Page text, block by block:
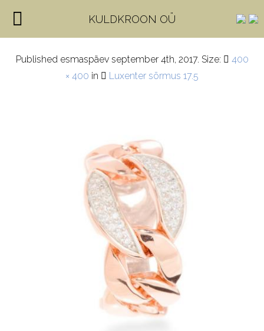
articles4254-1-1-1
Published esmaspäev september 4th, 2017. Size:
400
× 400 in Luxenter sõrmus 17.5
KULDKROON OÜ